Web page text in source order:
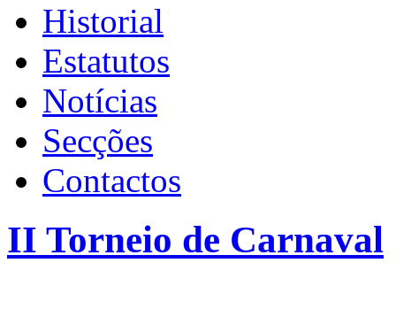
Historial
Estatutos
Notícias
Secções
Contactos
II Torneio de Carnaval